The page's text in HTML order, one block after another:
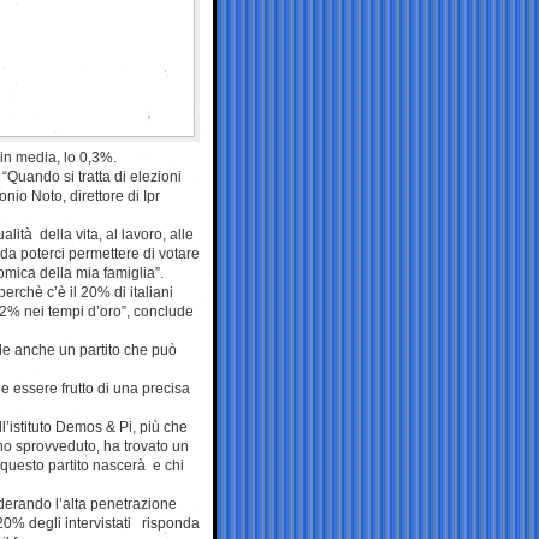
media, lo 0,3%.
si tratta di elezioni
Noto, direttore di Ipr
della vita, al lavoro, alle
poterci permettere di votare
della mia famiglia”.
c’è il 20% di italiani
nei tempi d’oro”, conclude
anche un partito che può
essere frutto di una precisa
Demos & Pi, più che
sprovveduto, ha trovato un
partito nascerà e chi
l’alta penetrazione
degli intervistati risponda